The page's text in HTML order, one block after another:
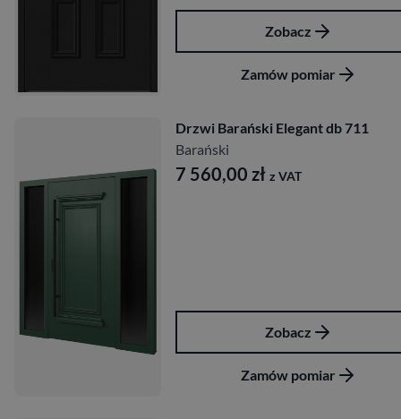
Zobacz
Zamów pomiar
Drzwi Barański Elegant db 711
Barański
7 560,00 zł z VAT
Zobacz
Zamów pomiar